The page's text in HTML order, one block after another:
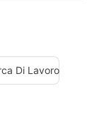
Di Lavoro